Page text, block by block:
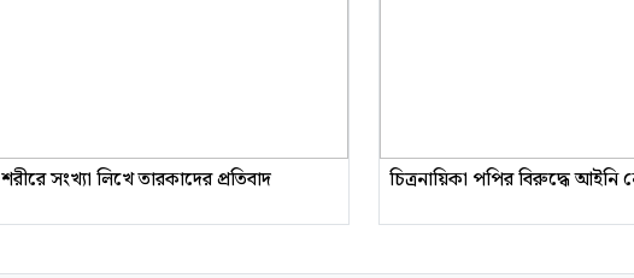
শরীরে সংখ্যা লিখে তারকাদের প্রতিবাদ চিত্রনায়িকা পপির বিরুদ্ধে আইনি